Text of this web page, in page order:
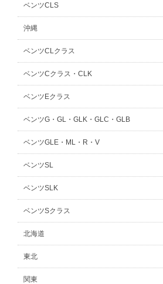
ベンツCLS
沖縄
ベンツCLクラス
ベンツCクラス・CLK
ベンツEクラス
ベンツG・GL・GLK・GLC・GLB
ベンツGLE・ML・R・V
ベンツSL
ベンツSLK
ベンツSクラス
北海道
東北
関東